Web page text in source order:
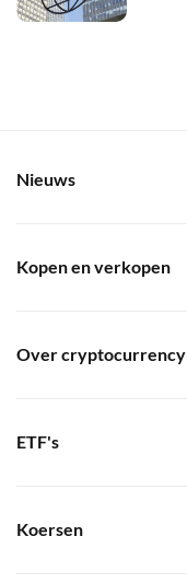
Nieuws
Kopen en verkopen
Over cryptocurrency
ETF's
Koersen